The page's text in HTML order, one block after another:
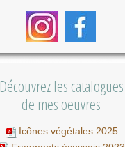
Découvrez les catalogues
de mes oeuvres
Icônes végétales 2025